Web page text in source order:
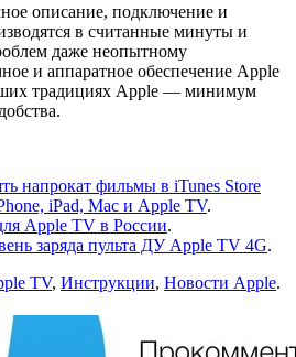
описание, подключение и
в считанные минуты и
даже неопытному
и аппаратное обеспечение Apple
традициях Apple — минимум
напрокат фильмы в iTunes Store
iPad, Mac и Apple TV.
Apple TV в России.
заряда пульта ДУ Apple TV 4G.
TV, Инструкции, Новости Apple.